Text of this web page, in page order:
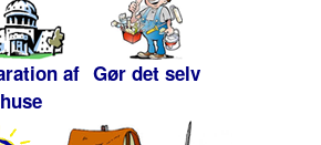
af
huse
Gør det selv